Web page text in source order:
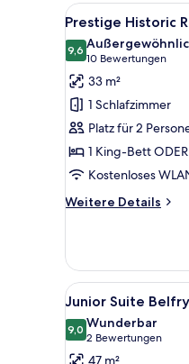
Alle
Fotos
für
Prestige
Historic
Room
anzeigen
6
Prestige Historic
9,69,6 von 10
10 Bewertungen
(10
Bewertungen)
33 m²
1 Schlafzimmer
Platz für 2
1 King-Bett
Kostenloses
Weitere Details
Weitere
Historic
Room
Alle
Fotos
für
Junior
5
Junior Suite
9,09,0 von 10
Wunderbar
2 Bewertungen
(2
Bewertungen)
47 m²